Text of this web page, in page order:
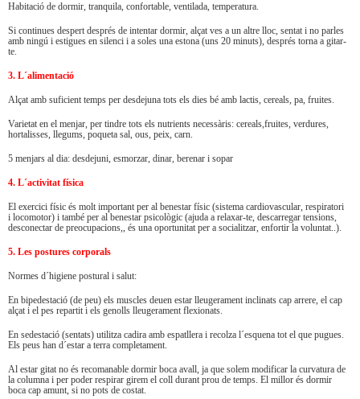
Habitació de dormir, tranquila, confortable, ventilada, temperatura.
Si continues despert després de intentar dormir, alçat ves a un altre lloc, sentat i no parles
amb ningú i estigues en silenci i a soles una estona (uns 20 minuts), després torna a gitar-
te.
3. L´alimentació
Alçat amb suficient temps per desdejuna tots els dies bé amb lactis, cereals, pa, fruites.
Varietat en el menjar, per tindre tots els nutrients necessàris: cereals,fruites, verdures,
hortalisses, llegums, poqueta sal, ous, peix, carn.
5 menjars al dia: desdejuni, esmorzar, dinar, berenar i sopar
4. L´activitat física
El exercici físic és molt important per al benestar físic (sistema cardiovascular, respiratori
i locomotor) i també per al benestar psicològic (ajuda a relaxar-te, descarregar tensions,
desconectar de preocupacions,, és una oportunitat per a socialitzar, enfortir la voluntat..).
5. Les postures corporals
Normes d´higiene postural i salut:
En bipedestació (de peu) els muscles deuen estar lleugerament inclinats cap arrere, el cap
alçat i el pes repartit i els genolls lleugerament flexionats.
En sedestació (sentats) utilitza cadira amb espatllera i recolza l´esquena tot el que pugues.
Els peus han d´estar a terra completament.
Al estar gitat no és recomanable dormir boca avall, ja que solem modificar la curvatura de
la columna i per poder respirar girem el coll durant prou de temps. El millor és dormir
boca cap amunt, si no pots de costat.